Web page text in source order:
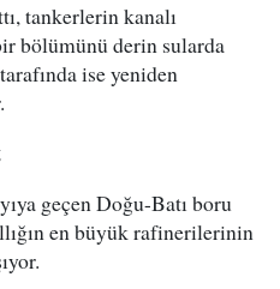
tankerlerin kanalı
bölümünü derin sularda
ise yeniden
geçen Doğu-Batı boru
en büyük rafinerilerinin